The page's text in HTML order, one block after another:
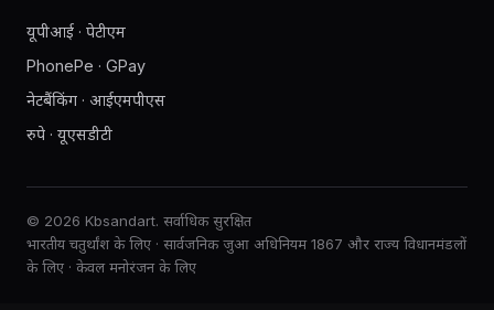
यूपीआई · पेटीएम
PhonePe · GPay
नेटबैंकिंग · आईएमपीएस
रुपे · यूएसडीटी
© 2026 Kbsandart. सर्वाधिक सुरक्षित
भारतीय चतुर्थांश के लिए · सार्वजनिक जुआ अधिनियम 1867 और राज्य विधानमंडलों
के लिए · केवल मनोरंजन के लिए